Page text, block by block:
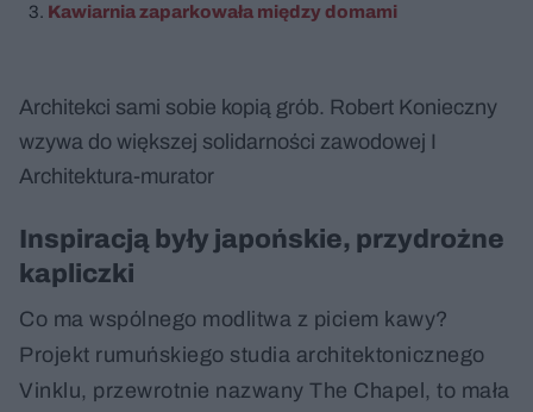
Kawiarnia zaparkowała między domami
Architekci sami sobie kopią grób. Robert Konieczny
wzywa do większej solidarności zawodowej I
Architektura-murator
Inspiracją były japońskie, przydrożne
kapliczki
Co ma wspólnego modlitwa z piciem kawy?
Projekt rumuńskiego studia architektonicznego
Vinklu, przewrotnie nazwany The Chapel, to mała